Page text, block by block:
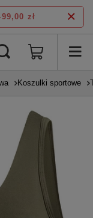
zł
Koszulki sportowe